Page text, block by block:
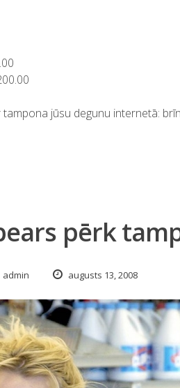
jūsu degunu internetā:
pērk
admin augusts 13, 2008